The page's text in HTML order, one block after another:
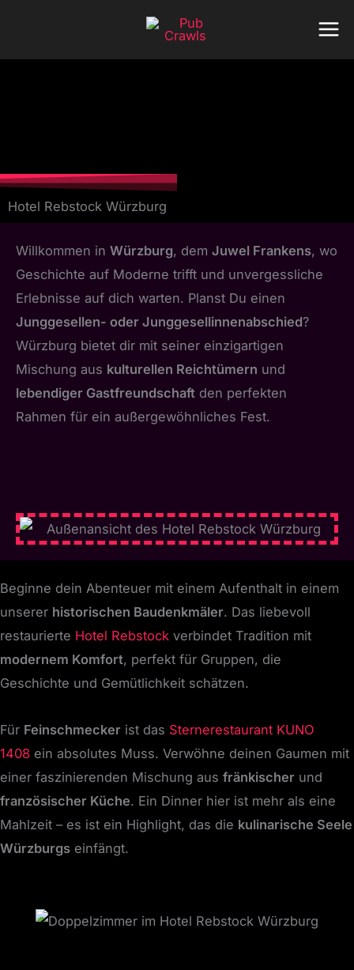
springen
Hotel Rebstock Würzburg
Willkommen in Würzburg, dem Juwel Frankens, wo
Geschichte auf Moderne trifft und unvergessliche
Erlebnisse auf dich warten. Planst Du einen
Junggesellen- oder Junggesellinnenabschied?
Würzburg bietet dir mit seiner einzigartigen
Mischung aus kulturellen Reichtümern und
lebendiger Gastfreundschaft den perfekten
Rahmen für ein außergewöhnliches Fest.
Beginne dein Abenteuer mit einem Aufenthalt in einem
unserer historischen Baudenkmäler. Das liebevoll
restaurierte Hotel Rebstock verbindet Tradition mit
modernem Komfort, perfekt für Gruppen, die
Geschichte und Gemütlichkeit schätzen.
Für Feinschmecker ist das Sternerestaurant KUNO
1408 ein absolutes Muss. Verwöhne deinen Gaumen mit
einer faszinierenden Mischung aus fränkischer und
französischer Küche. Ein Dinner hier ist mehr als eine
Mahlzeit – es ist ein Highlight, das die kulinarische Seele
Würzburgs einfängt.